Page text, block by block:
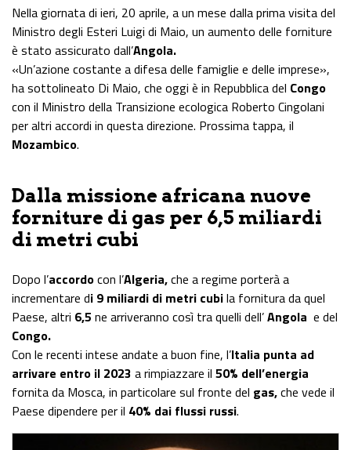
Nella giornata di ieri, 20 aprile, a un mese dalla prima visita del
Ministro degli Esteri Luigi di Maio, un aumento delle forniture
è stato assicurato dall’Angola.
«Un’azione costante a difesa delle famiglie e delle imprese»,
ha sottolineato Di Maio, che oggi è in Repubblica del Congo
con il Ministro della Transizione ecologica Roberto Cingolani
per altri accordi in questa direzione. Prossima tappa, il
Mozambico.
Dalla missione africana nuove
forniture di gas per 6,5 miliardi
di metri cubi
Dopo l’accordocon l’Algeria,che a regime porterà a
incrementare di 9 miliardi di metri cubila fornitura da quel
Paese, altri 6,5 ne arriveranno così tra quelli dell’Angola e del
Congo.
Con le recenti intese andate a buon fine, l’Italia punta ad
arrivare entro il 2023 a rimpiazzare il 50% dell’energia
fornita da Mosca, in particolare sul fronte del gas,che vede il
Paese dipendere per il 40% dai flussi russi.